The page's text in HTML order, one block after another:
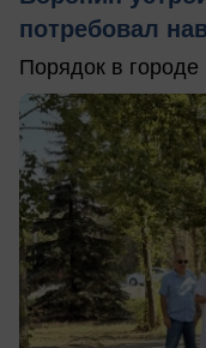
потребовал
Порядок в городе